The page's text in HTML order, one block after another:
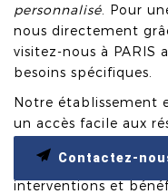
personnalisé . Pour
nous directement
visitez-nous à PARIS
besoins spécifiques.
Notre établissement
un accès facile aux
vous invitons à
pourrez observer de
interventions et
Contactez-